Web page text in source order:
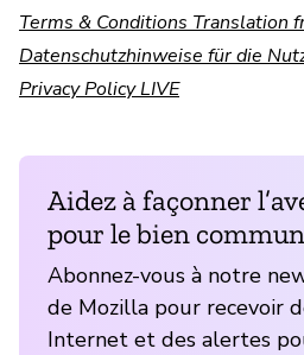
Terms & Conditions Translation
Datenschutzhinweise für die
Privacy Policy LIVE
Aidez à façonner
pour le bien
Abonnez-vous à notre
de Mozilla pour recevoir
Internet et des alertes